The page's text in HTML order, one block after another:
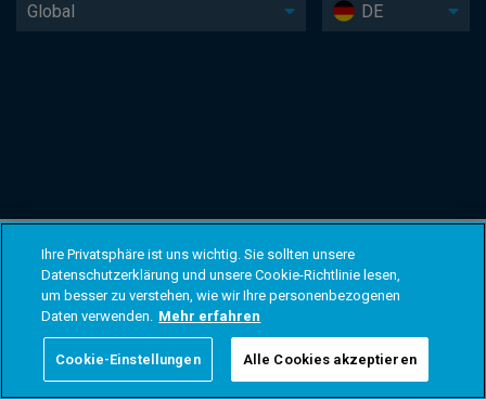
Global DE
Ihre Privatsphäre ist uns wichtig. Sie sollten unsere
Datenschutzerklärung und unsere Cookie-Richtlinie lesen,
um besser zu verstehen, wie wir Ihre personenbezogenen
Daten verwenden. Mehr erfahren
Cookie-Einstellungen Alle Cookies akzeptieren